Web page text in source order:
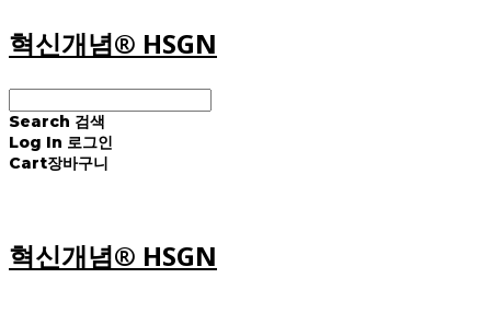
혁신개념® HSGN
Search 검색
Log In 로그인
Cart장바구니
혁신개념® HSGN